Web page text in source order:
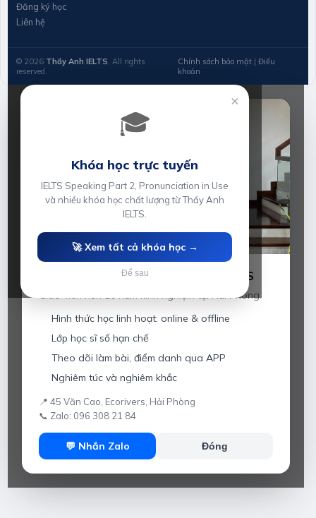
Đăng ký học
Liên hệ
© 2026 Thầy Anh IELTS. All rights
reserved.
Chính sách bảo mật |Điều
khoản
Luyện thi IELTS cùng Thầy Anh IELTS
Giáo viên hơn 10 năm kinh nghiệm tại Hải Phòng.
Hình thức học linh hoạt: online & offline
Lớp học sĩ số hạn chế
Theo dõi làm bài, điểm danh qua APP
Nghiêm túc và nghiêm khắc
📍 45 Văn Cao, Ecorivers, Hải Phòng
📞 Zalo: 096 308 21 84
💬 Nhắn Zalo Đóng
×
🎓
Khóa học trực tuyến
IELTS Speaking Part 2, Pronunciation in Use
và nhiều khóa học chất lượng từ Thầy Anh
IELTS.
🚀 Xem tất cả khóa học →
Để sau